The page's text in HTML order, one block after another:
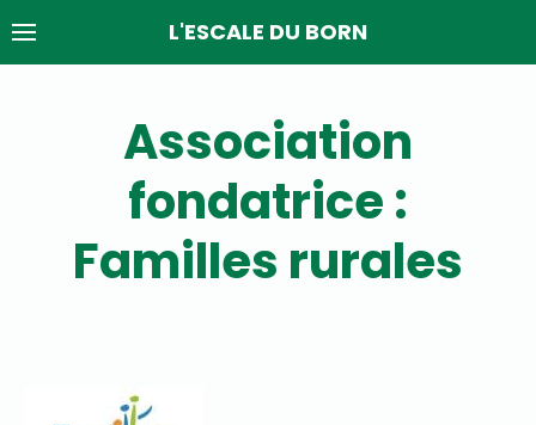
to
L'ESCALE DU BORN
Association
fondatrice :
Familles rurales